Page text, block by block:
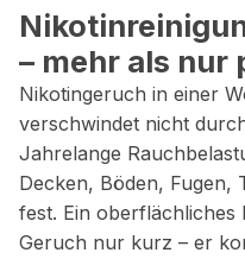
– mehr als nur
Nikotingeruch in einer
verschwindet nicht
Jahrelange
Decken, Böden, Fugen,
fest. Ein oberflächliches
Geruch nur kurz – er